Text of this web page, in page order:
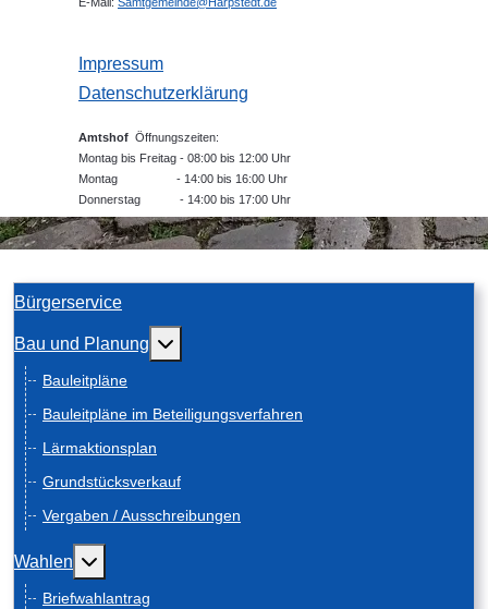
Impressum
Datenschutzerklärung
Amtshof Öffnungszeiten:
Montag bis Freitag - 08:00 bis 12:00 Uhr
Montag - 14:00 bis 16:00 Uhr
Donnerstag - 14:00 bis 17:00 Uhr
Bürgerservice
Bau und Planung Weitere Informationen: Bau und Planung
Bauleitpläne
Bauleitpläne im Beteiligungsverfahren
Lärmaktionsplan
Grundstücksverkauf
Vergaben / Ausschreibungen
Wahlen Weitere Informationen: Wahlen
Briefwahlantrag